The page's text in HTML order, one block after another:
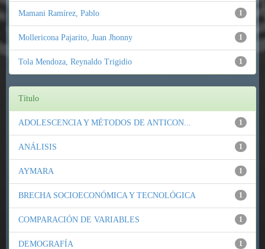
1
Mamani Ramírez, Pablo
1
Mollericona Pajarito, Juan Jhonny
1
Tola Mendoza, Reynaldo Trigidio
Título
1
ADOLESCENCIA Y MÉTODOS DE ANTICON...
1
ANÁLISIS
1
AYMARA
1
BRECHA SOCIOECONÓMICA Y TECNOLÓGICA
1
COMPARACIÓN DE VARIABLES
1
DEMOGRAFÍA